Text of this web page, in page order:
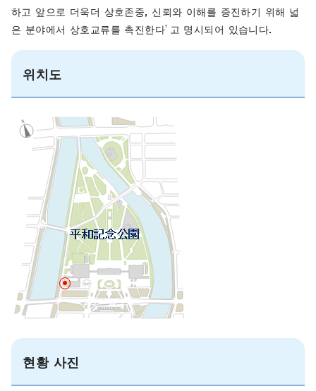
하고 앞으로 더욱더 상호존중, 신뢰와 이해를 증진하기 위해 넓
은 분야에서 상호교류를 촉진한다’고 명시되어 있습니다.
위치도
현황 사진